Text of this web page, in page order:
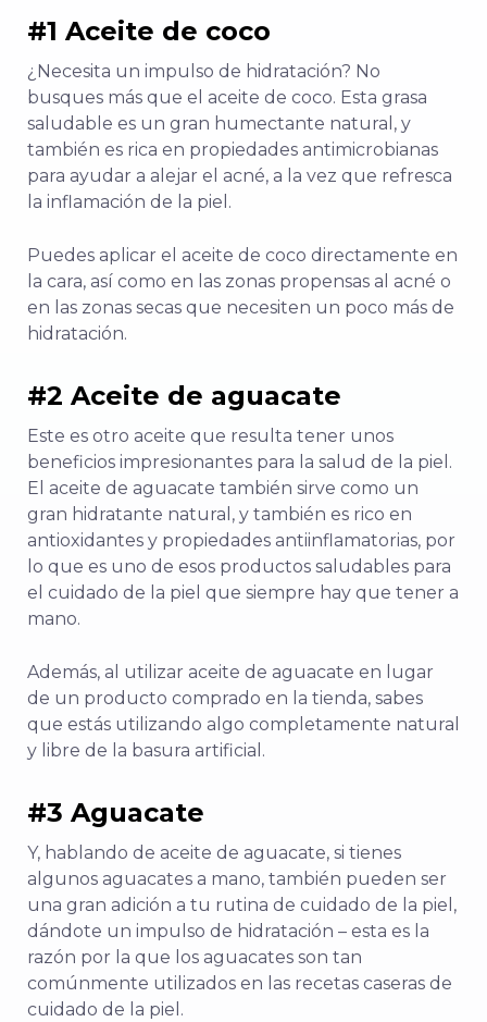
#1 Aceite de coco
¿Necesita un impulso de hidratación? No
busques más que el aceite de coco. Esta grasa
saludable es un gran humectante natural, y
también es rica en propiedades antimicrobianas
para ayudar a alejar el acné, a la vez que refresca
la inflamación de la piel.
Puedes aplicar el aceite de coco directamente en
la cara, así como en las zonas propensas al acné o
en las zonas secas que necesiten un poco más de
hidratación.
#2 Aceite de aguacate
Este es otro aceite que resulta tener unos
beneficios impresionantes para la salud de la piel.
El aceite de aguacate también sirve como un
gran hidratante natural, y también es rico en
antioxidantes y propiedades antiinflamatorias, por
lo que es uno de esos productos saludables para
el cuidado de la piel que siempre hay que tener a
mano.
Además, al utilizar aceite de aguacate en lugar
de un producto comprado en la tienda, sabes
que estás utilizando algo completamente natural
y libre de la basura artificial.
#3 Aguacate
Y, hablando de aceite de aguacate, si tienes
algunos aguacates a mano, también pueden ser
una gran adición a tu rutina de cuidado de la piel,
dándote un impulso de hidratación – esta es la
razón por la que los aguacates son tan
comúnmente utilizados en las recetas caseras de
cuidado de la piel.